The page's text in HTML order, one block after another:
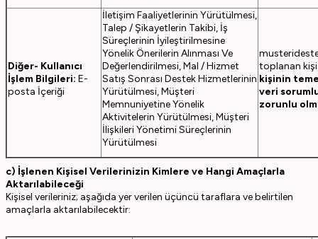
Diğer- Kullanıcı
İşlem Bilgileri: E-
posta İçeriği
İletişim Faaliyetlerinin Yürütülmesi,
Talep / Şikayetlerin Takibi, İş
Süreçlerinin İyileştirilmesine
Yönelik Önerilerin Alınması Ve
Değerlendirilmesi, Mal / Hizmet
Satış Sonrası Destek Hizmetlerinin
Yürütülmesi, Müşteri
Memnuniyetine Yönelik
Aktivitelerin Yürütülmesi, Müşteri
İlişkileri Yönetimi Süreçlerinin
Yürütülmesi
toplanan
kişinin
veri
zorunlu
c) İşlenen Kişisel Verilerinizin Kimlere ve Hangi Amaçlarla
Aktarılabileceği
Kişisel verileriniz; aşağıda yer verilen üçüncü taraflara ve belirtilen
amaçlarla aktarılabilecektir: